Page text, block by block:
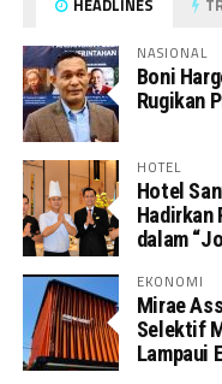
HEADLINES
NASIONAL
Boni
Rugikan
HOTEL
Hotel
Hadirkan
dalam
EKONOMI
Mirae
Selektif
Lampaui